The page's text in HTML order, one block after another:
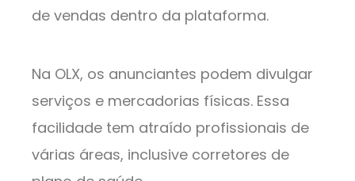
de vendas dentro da plataforma.
Na OLX, os anunciantes podem divulgar
serviços e mercadorias físicas. Essa
facilidade tem atraído profissionais de
várias áreas, inclusive corretores de